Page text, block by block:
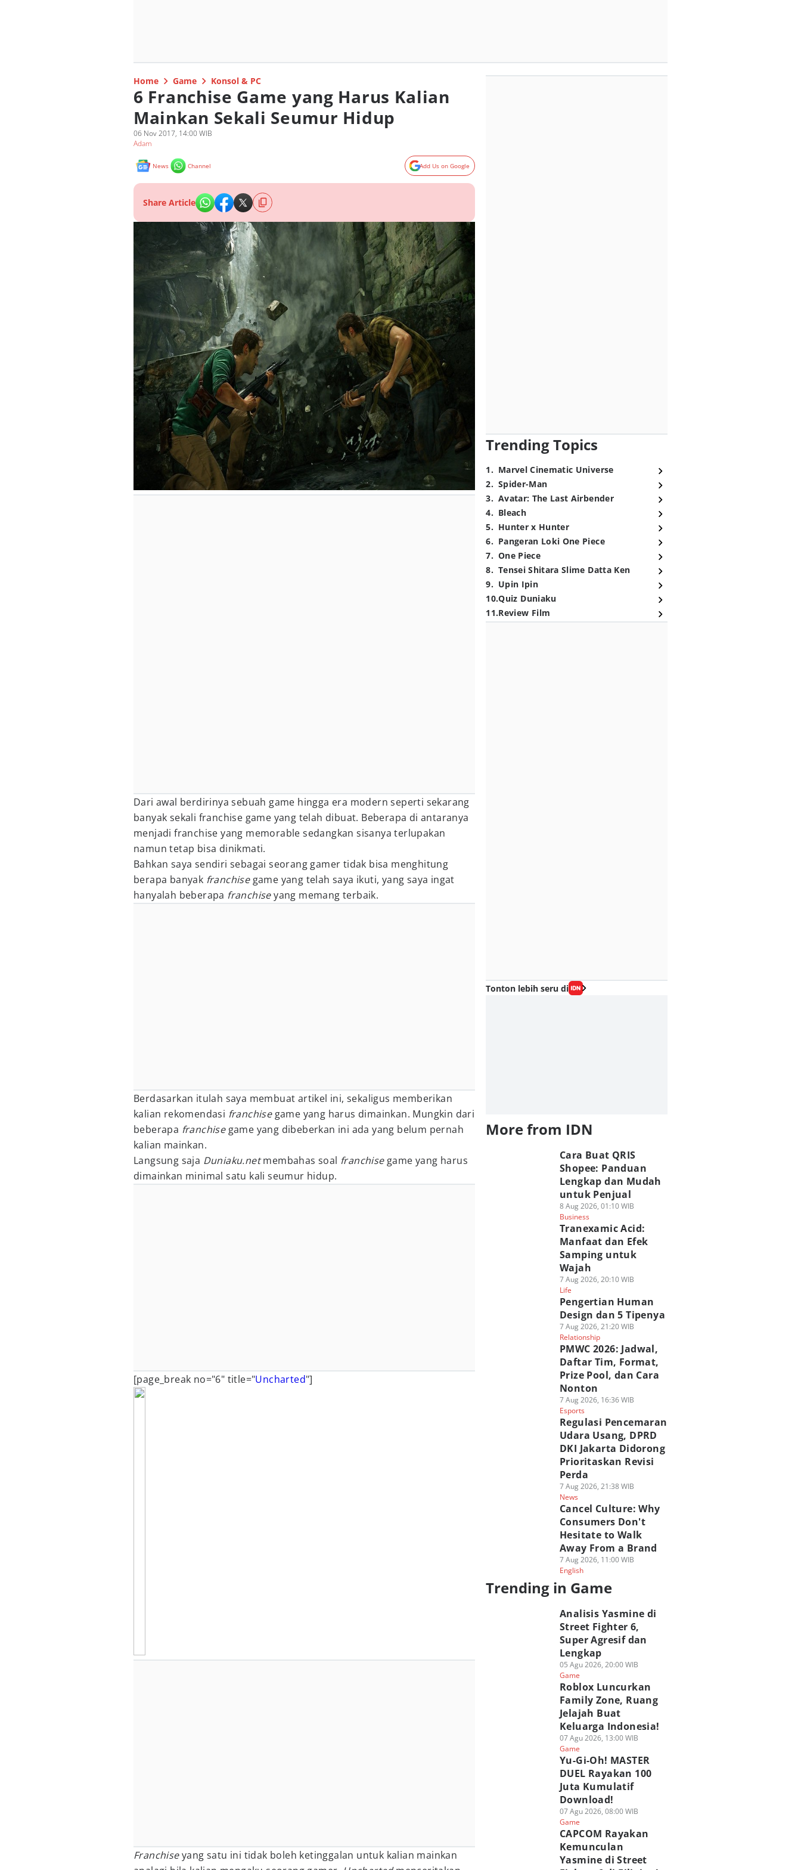
Home Game Konsol & PC
6 Franchise Game yang Harus Kalian
Mainkan Sekali Seumur Hidup
06 Nov 2017, 14:00 WIB
Adam
News Channel Add Us on Google
Share Article
Dari awal berdirinya sebuah game hingga era modern seperti sekarang
banyak sekali franchise game yang telah dibuat. Beberapa di antaranya
menjadi franchise yang memorable sedangkan sisanya terlupakan
namun tetap bisa dinikmati.
Bahkan saya sendiri sebagai seorang gamer tidak bisa menghitung
berapa banyak franchisegame yang telah saya ikuti, yang saya ingat
hanyalah beberapa franchiseyang memang terbaik.
Berdasarkan itulah saya membuat artikel ini, sekaligus memberikan
kalian rekomendasi franchisegame yang harus dimainkan. Mungkin dari
beberapa franchisegame yang dibeberkan ini ada yang belum pernah
kalian mainkan.
Langsung saja Duniaku.netmembahas soal franchisegame yang harus
dimainkan minimal satu kali seumur hidup.
[page_break no="6" title="Uncharted"]
Franchiseyang satu ini tidak boleh ketinggalan untuk kalian mainkan
Trending Topics
1. Marvel Cinematic Universe
2. Spider-Man
3. Avatar: The Last Airbender
4. Bleach
5. Hunter x Hunter
6. Pangeran Loki One Piece
7. One Piece
8. Tensei Shitara Slime Datta Ken
9. Upin Ipin
10.Quiz Duniaku
11.Review Film
Tonton lebih seru di
More from IDN
Cara Buat QRIS
Shopee: Panduan
Lengkap dan Mudah
untuk Penjual
8 Aug 2026, 01:10 WIB
Business
Tranexamic Acid:
Manfaat dan Efek
Samping untuk
Wajah
7 Aug 2026, 20:10 WIB
Life
Pengertian Human
Design dan 5 Tipenya
7 Aug 2026, 21:20 WIB
Relationship
PMWC 2026: Jadwal,
Daftar Tim, Format,
Prize Pool, dan Cara
Nonton
7 Aug 2026, 16:36 WIB
Esports
Regulasi Pencemaran
Udara Usang, DPRD
DKI Jakarta Didorong
Prioritaskan Revisi
Perda
7 Aug 2026, 21:38 WIB
News
Cancel Culture: Why
Consumers Don't
Hesitate to Walk
Away From a Brand
7 Aug 2026, 11:00 WIB
English
Trending in Game
Analisis Yasmine di
Street Fighter 6,
Super Agresif dan
Lengkap
05 Agu 2026, 20:00 WIB
Game
Roblox Luncurkan
Family Zone, Ruang
Jelajah Buat
Keluarga Indonesia!
07 Agu 2026, 13:00 WIB
Game
Yu-Gi-Oh! MASTER
DUEL Rayakan 100
Juta Kumulatif
Download!
07 Agu 2026, 08:00 WIB
Game
CAPCOM Rayakan
Kemunculan
Yasmine di Street